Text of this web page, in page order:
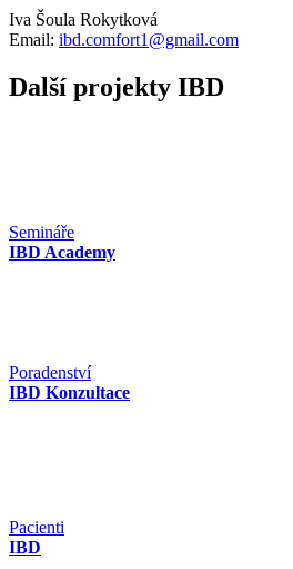
Iva Šoula Rokytková
Email: ibd.comfort1@gmail.com
Další projekty IBD
Semináře
IBD Academy
Poradenství
IBD Konzultace
Pacienti
IBD